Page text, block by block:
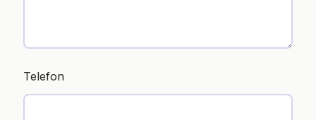
*
Telefon